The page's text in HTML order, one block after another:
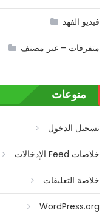
فيديو الفهد
متفرقات – غير مصنف
منوعات
تسجيل الدخول
خلاصات Feed الإدخالات
خلاصة التعليقات
WordPress.org